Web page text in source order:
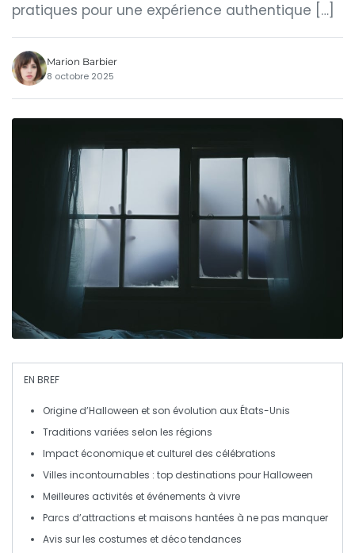
pratiques pour une expérience authentique […]
Marion Barbier
8 octobre 2025
EN BREF
Origine d’Halloween et son évolution aux États-Unis
Traditions variées selon les régions
Impact économique et culturel des célébrations
Villes incontournables : top destinations pour Halloween
Meilleures activités et événements à vivre
Parcs d’attractions etmaisons hantées à ne pas manquer
Avis sur les costumes et décotendances